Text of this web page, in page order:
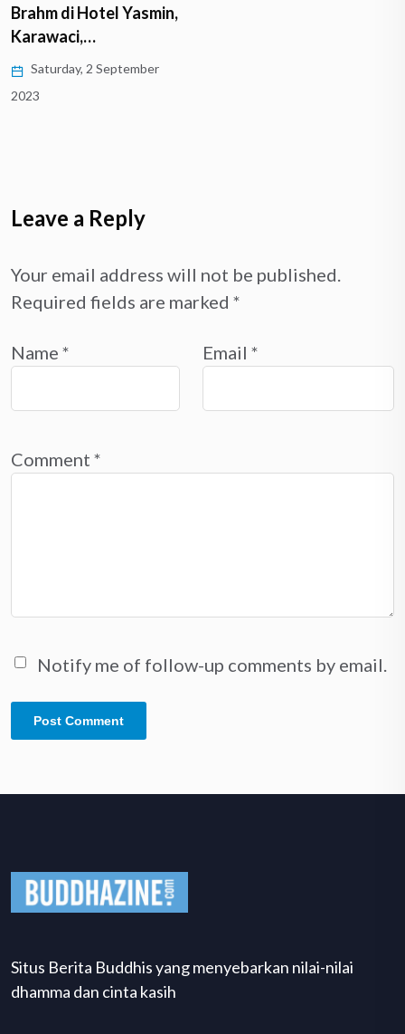
Brahm di Hotel Yasmin,
Karawaci,…
Saturday, 2 September
2023
Leave a Reply
Your email address will not be published.
Required fields are marked *
Name * Email *
Comment *
Notify me of follow-up comments by email.
Situs Berita Buddhis yang menyebarkan nilai-nilai
dhamma dan cinta kasih